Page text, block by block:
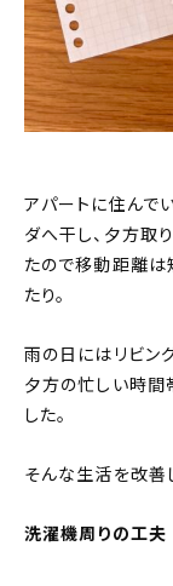
アパートに住んで
ダへ干し、夕方取
たので移動距離は
たり。
雨の日にはリビン
夕方の忙しい時間
した。
そんな生活を改善
洗濯機周りの工夫